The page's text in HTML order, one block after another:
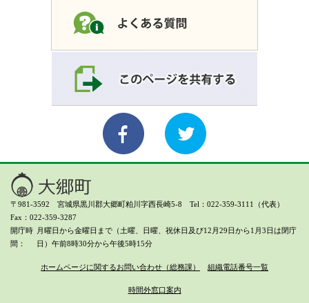
〒981-3592 宮城県黒川郡大郷町粕川字西長崎5-8 Tel：022-359-3111（代表）
Fax：022-359-3287
開庁時
間
月曜日から金曜日まで（土曜、日曜、祝休日及び12月29日から1月3日は閉庁
日） 午前8時30分から午後5時15分
ホームページに関するお問い合わせ（総務課） 組織電話番号一覧
時間外窓口案内